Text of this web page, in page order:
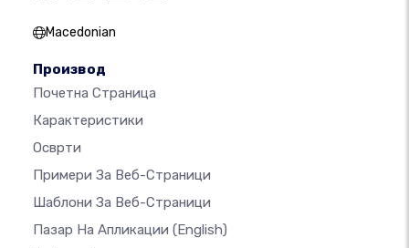
Macedonian
Производ
Почетна Страница
Карактеристики
Осврти
Примери За Веб-Страници
Шаблони За Веб-Страници
Пазар На Апликации (English)